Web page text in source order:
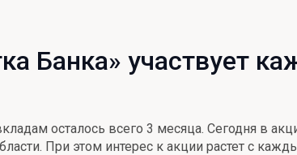
недвижимости
Банка» участвует
осталось всего 3 месяца. Сегодня в
При этом интерес к акции растет с